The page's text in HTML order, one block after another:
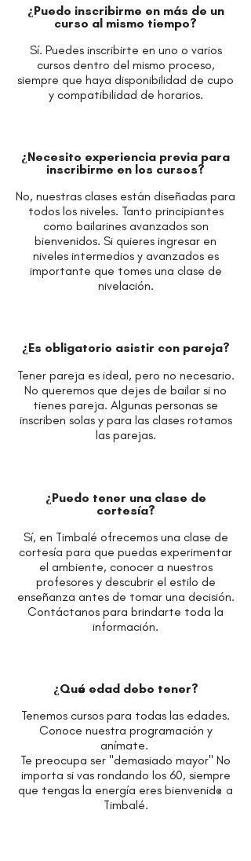
¿Puedo inscribirme en más de un
curso al mismo tiempo?
Sí. Puedes inscribirte en uno o varios
cursos dentro del mismo proceso,
siempre que haya disponibilidad de cupo
y compatibilidad de horarios.
¿Necesito experiencia previa para
inscribirme en los cursos?
No, nuestras clases están diseñadas para
todos los niveles. Tanto principiantes
como bailarines avanzados son
bienvenidos. Si quieres ingresar en
niveles intermedios y avanzados es
importante que tomes una clase de
nivelación.
¿Es obligatorio asistir con pareja?
Tener pareja es ideal, pero no necesario.
No queremos que dejes de bailar si no
tienes pareja. Algunas personas se
inscriben solas y para las clases rotamos
las parejas.
¿Puedo tener una clase de
cortesía?
Sí, en Timbalé ofrecemos una clase de
cortesía para que puedas experimentar
el ambiente, conocer a nuestros
profesores y descubrir el estilo de
enseñanza antes de tomar una decisión.
Contáctanos para brindarte toda la
información.
¿Qué edad debo tener?
Tenemos cursos para todas las edades.
Conoce nuestra programación y
anímate.
Te preocupa ser "demasiado mayor" No
importa si vas rondando los 60, siempre
que tengas la energía eres bienvenid@ a
Timbalé.